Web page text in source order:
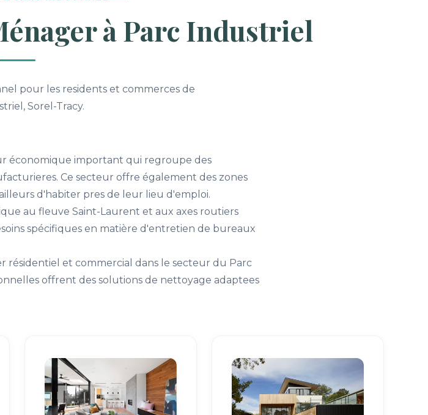
à Parc Industriel
pour les residents et commerces de
Sorel-Tracy.
économique important qui regroupe des
Ce secteur offre également des zones
d'habiter pres de leur lieu d'emploi.
au fleuve Saint-Laurent et aux axes routiers
spécifiques en matière d'entretien de bureaux
résidentiel et commercial dans le secteur du Parc
offrent des solutions de nettoyage adaptees